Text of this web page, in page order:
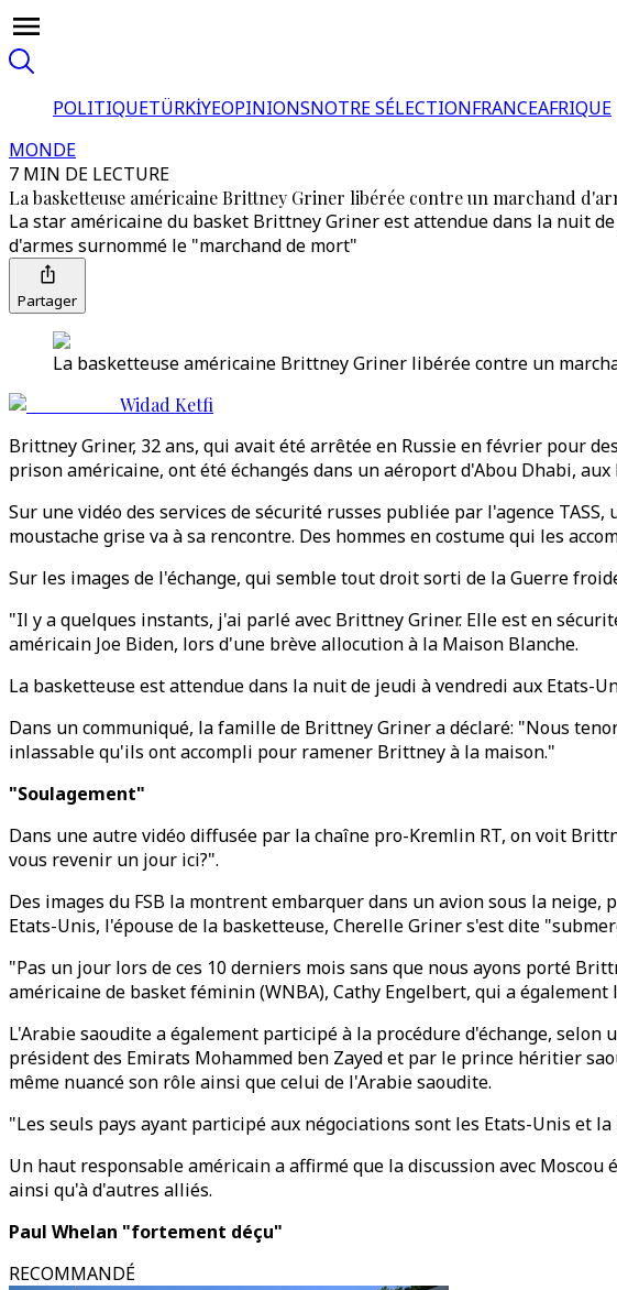
POLITIQUETÜRKİYEOPINIONSNOTRE SÉLECTIONFRANCEAFRIQUE
MONDE
7 MIN DE LECTURE
La basketteuse américaine Brittney Griner libérée contre un marchand
La star américaine du basket Brittney Griner est attendue dans la nuit
d'armes surnommé le "marchand de mort"
Partager
La basketteuse américaine Brittney Griner libérée contre un
Widad Ketfi
Brittney Griner, 32 ans, qui avait été arrêtée en Russie en février pour
prison américaine, ont été échangés dans un aéroport d'Abou Dhabi,
Sur une vidéo des services de sécurité russes publiée par l'agence
moustache grise va à sa rencontre. Des hommes en costume qui les
Sur les images de l'échange, qui semble tout droit sorti de la Guerre
"Il y a quelques instants, j'ai parlé avec Brittney Griner. Elle est en
américain Joe Biden, lors d'une brève allocution à la Maison Blanche.
La basketteuse est attendue dans la nuit de jeudi à vendredi aux
Dans un communiqué, la famille de Brittney Griner a déclaré: "Nous
inlassable qu'ils ont accompli pour ramener Brittney à la maison."
"Soulagement"
Dans une autre vidéo diffusée par la chaîne pro-Kremlin RT, on voit
vous revenir un jour ici?".
Des images du FSB la montrent embarquer dans un avion sous la
Etats-Unis, l'épouse de la basketteuse, Cherelle Griner s'est dite
"Pas un jour lors de ces 10 derniers mois sans que nous ayons porté
américaine de basket féminin (WNBA), Cathy Engelbert, qui a
L'Arabie saoudite a également participé à la procédure d'échange,
président des Emirats Mohammed ben Zayed et par le prince héritier
même nuancé son rôle ainsi que celui de l'Arabie saoudite.
"Les seuls pays ayant participé aux négociations sont les Etats-Unis et
Un haut responsable américain a affirmé que la discussion avec
ainsi qu'à d'autres alliés.
Paul Whelan "fortement déçu"
RECOMMANDÉ